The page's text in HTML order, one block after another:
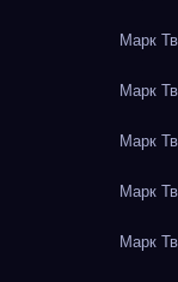
Марк
Марк
Марк
Марк
Марк